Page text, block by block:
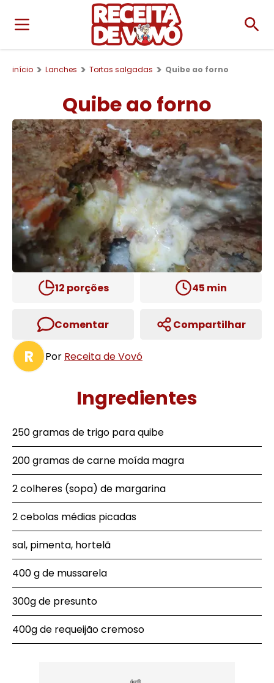
início Lanches Tortas salgadas Quibe ao forno
Quibe ao forno
12 porções 45 min
Comentar Compartilhar
R Por Receita de Vovó
Ingredientes
250 gramas de trigo para quibe
200 gramas de carne moída magra
2 colheres (sopa) de margarina
2 cebolas médias picadas
sal, pimenta, hortelã
400 g de mussarela
300g de presunto
400g de requeijão cremoso